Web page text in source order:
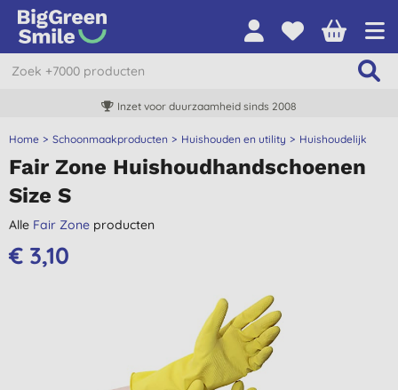
Inzet voor duurzaamheid sinds 2008
Home Schoonmaakproducten Huishouden en utility Huishoudelijk
Fair Zone Huishoudhandschoenen
Size S
Alle Fair Zone producten
€ 3,10